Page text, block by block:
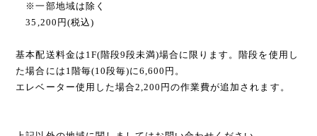
※一部地域は除く
35,200円(税込)
基本配送料金は1F(階段9段未満)場合に限ります。階段を使用し
た場合には1階毎(10段毎)に6,600円。
エレベーター使用した場合2,200円の作業費が追加されます。